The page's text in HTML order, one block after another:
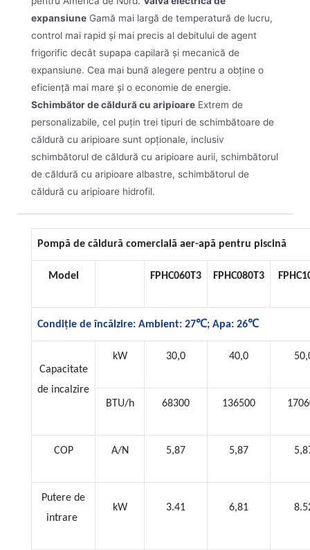
expansiune Gamă mai largă de temperatură de lucru,
control mai rapid și mai precis al debitului de agent
frigorific decât supapa capilară și mecanică de
expansiune. Cea mai bună alegere pentru a obține o
eficiență mai mare și o economie de energie.
Schimbător de căldură cu aripioare Extrem de
personalizabile, cel puțin trei tipuri de schimbătoare de
căldură cu aripioare sunt opționale, inclusiv
schimbătorul de căldură cu aripioare aurii, schimbătorul
de căldură cu aripioare albastre, schimbătorul de
căldură cu aripioare hidrofil.
Pompă de căldură comercială aer-apă pentru piscină
Model FPHC060T3 FPHC080T3
Condiție de încălzire: Ambient: 27℃; Apa: 26℃
Capacitate
de incalzire
kW 30,0 40,0
BTU/h 68300 136500
COP A/N 5,87 5,87
Putere de
intrare
kW 3.41 6,81